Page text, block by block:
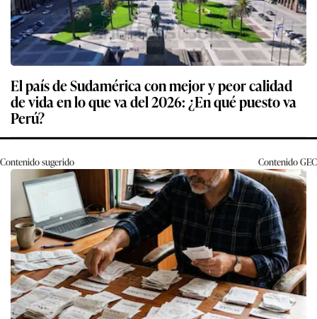
El país de Sudamérica con mejor y peor calidad
de vida en lo que va del 2026: ¿En qué puesto va
Perú?
Contenido sugerido ContenidoGEC